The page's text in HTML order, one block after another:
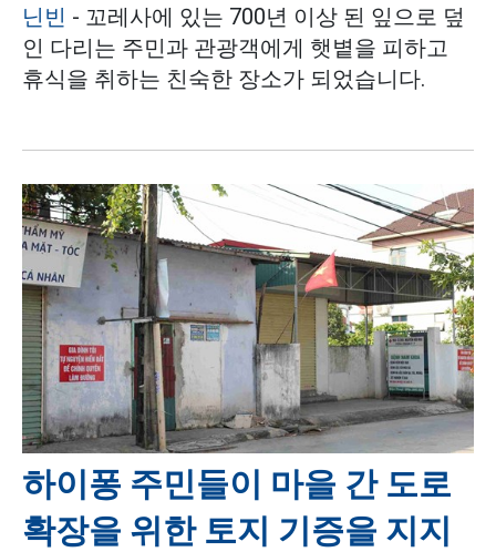
닌빈 - 꼬레사에 있는 700년 이상 된 잎으로 덮
인 다리는 주민과 관광객에게 햇볕을 피하고
휴식을 취하는 친숙한 장소가 되었습니다.
하이퐁 주민들이 마을 간 도로
확장을 위한 토지 기증을 지지